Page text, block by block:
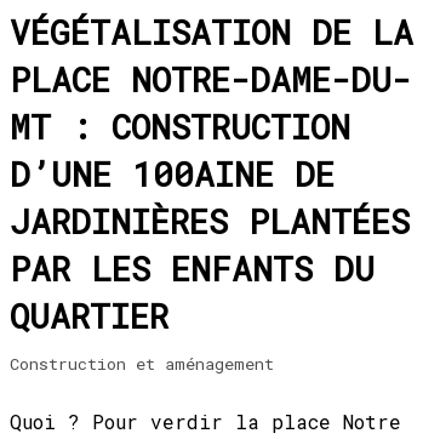
VÉGÉTALISATION DE LA
PLACE NOTRE-DAME-DU-
MT : CONSTRUCTION
D’UNE 100AINE DE
JARDINIÈRES PLANTÉES
PAR LES ENFANTS DU
QUARTIER
Construction et aménagement
Quoi ? Pour verdir la place Notre